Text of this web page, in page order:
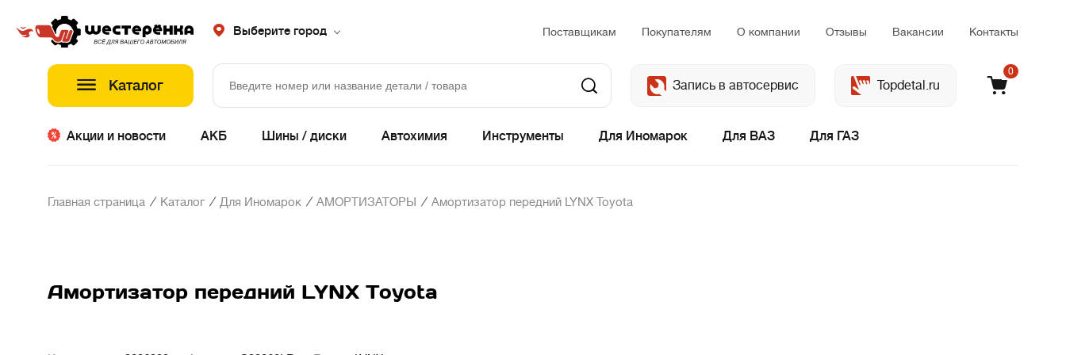
Выберите город Поставщикам Покупателям О компании Отзывы Вакансии Контакты
Каталог Запись в автосервис Topdetal.ru
0
Акции и новости АКБ Шины / диски Автохимия Инструменты Для Иномарок Для ВАЗ Для ГАЗ
Главная страница / Каталог / Для Иномарок / АМОРТИЗАТОРЫ / Амортизатор передний LYNX Toyota
Амортизатор передний LYNX Toyota